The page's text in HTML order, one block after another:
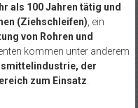
als 100 Jahren tätig und
(Ziehschleifen) , ein
von Rohren und
kommen unter anderem
der
zum Einsatz